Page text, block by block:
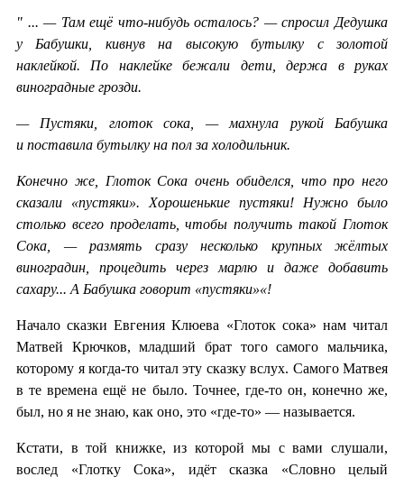
" ... — Там ещё что-нибудь осталось? — спросил Дедушка
у Бабушки, кивнув на высокую бутылку с золотой
наклейкой. По наклейке бежали дети, держа в руках
виноградные грозди.
— Пустяки, глоток сока, — махнула рукой Бабушка
и поставила бутылку на пол за холодильник.
Конечно же, Глоток Сока очень обиделся, что про него
сказали «пустяки». Хорошенькие пустяки! Нужно было
столько всего проделать, чтобы получить такой Глоток
Сока, — размять сразу несколько крупных жёлтых
виноградин, процедить через марлю и даже добавить
сахару... А Бабушка говорит «пустяки»«!
Начало сказки Евгения Клюева «Глоток сока» нам читал
Матвей Крючков, младший брат того самого мальчика,
которому я когда-то читал эту сказку вслух. Самого Матвея
в те времена ещё не было. Точнее, где-то он, конечно же,
был, но я не знаю, как оно, это «где-то» — называется.
Кстати, в той книжке, из которой мы с вами слушали,
вослед «Глотку Сока», идёт сказка «Словно целый